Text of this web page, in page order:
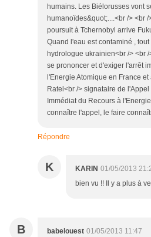
humains. Les Biélorusses vont
humanoïdes&quot;....<br /> <br
poursuit à Tchernobyl arrive
Quand l'eau est contaminé ,
hydrologue ukrainien<br /> <br
se prononcer et d'exiger l'arrêt
l'Energie Atomique en France
Ratel<br /> signataire de
Immédiat du Recours à
connaître l'appel, le faire
Répondre
K KARIN 01/05/2013
bien vu !! Il y a plus à
B babelouest 01/05/2013 11:47